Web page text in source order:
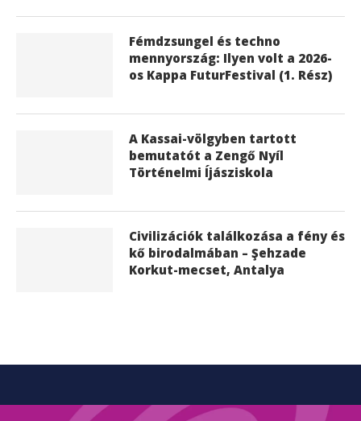
Fémdzsungel és techno
mennyország: Ilyen volt a 2026-
os Kappa FuturFestival (1. Rész)
A Kassai-völgyben tartott
bemutatót a Zengő Nyíl
Történelmi Íjásziskola
Civilizációk találkozása a fény és
kő birodalmában – Şehzade
Korkut-mecset, Antalya